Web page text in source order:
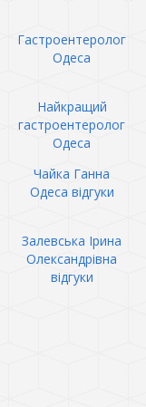
Гастроентеролог
Одеса
Найкращий
гастроентеролог
Одеса
Чайка Ганна
Одеса відгуки
Залевська Ірина
Олександрівна
відгуки